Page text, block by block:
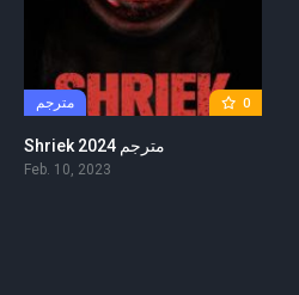
0 مترجم
Shriek 2024 مترجم
Feb. 10, 2023